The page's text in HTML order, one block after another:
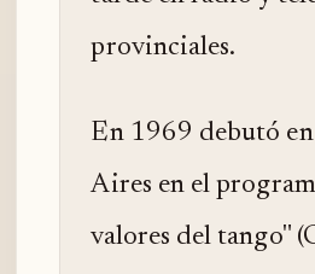
provinciales.
En 1969 debutó en
Aires en el
valores del tango"